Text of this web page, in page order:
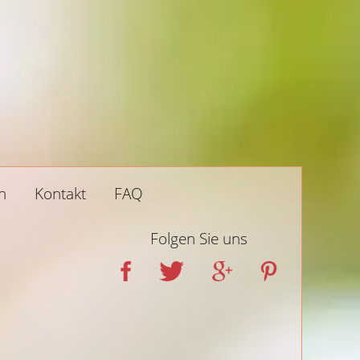
Kontakt FAQ
Folgen Sie uns